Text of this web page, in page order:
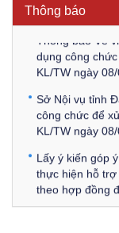
Thông báo
KL/TW ngày
dụng công
KL/TW ngày
Sở Nội vụ tỉnh
công chức để
KL/TW ngày
Lấy ý kiến góp
thực hiện hỗ
theo hợp đồng
phương